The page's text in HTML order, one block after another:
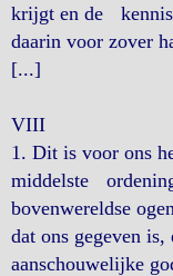
krijgt en de kennis
daarin voor zover
[...]
VIII
1. Dit is voor ons
middelste
bovenwereldse
dat ons gegeven
aanschouwelijke